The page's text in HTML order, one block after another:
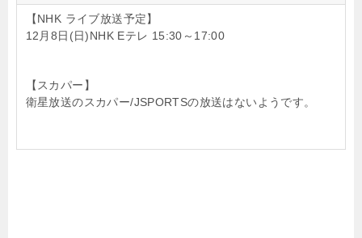
【NHK ライブ放送予定】
12月8日(日)NHK Eテレ 15:30～17:00
【スカパー】
衛星放送のスカパー/JSPORTSの放送はないようです。